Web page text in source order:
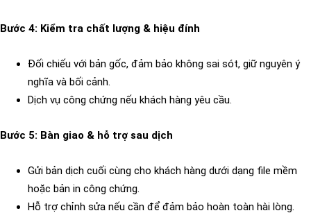
Bước 4: Kiểm tra chất lượng & hiệu đính
Đối chiếu với bản gốc, đảm bảo không sai sót, giữ nguyên ý
nghĩa và bối cảnh.
Dịch vụ công chứng nếu khách hàng yêu cầu.
Bước 5: Bàn giao & hỗ trợ sau dịch
Gửi bản dịch cuối cùng cho khách hàng dưới dạng file mềm
hoặc bản in công chứng.
Hỗ trợ chỉnh sửa nếu cần để đảm bảo hoàn toàn hài lòng.